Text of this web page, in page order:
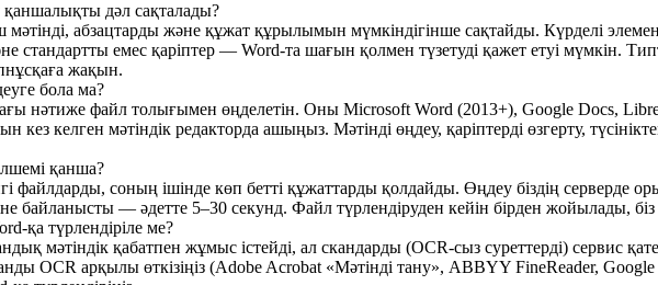
қаншалықты дәл сақталады?
мәтінді, абзацтарды және құжат құрылымын мүмкіндігінше сақтайды. Күрделі
стандартты емес қаріптер — Word-та шағын қолмен түзетуді қажет етуі мүмкін.
жақын.
бола ма?
нәтиже файл толығымен өңделетін. Оны Microsoft Word (2013+), Google Docs,
кез келген мәтіндік редакторда ашыңыз. Мәтінді өңдеу, қаріптерді өзгерту,
қанша?
файлдарды, соның ішінде көп бетті құжаттарды қолдайды. Өңдеу біздің серверде
байланысты — әдетте 5–30 секунд. Файл түрлендіруден кейін бірден жойылады,
қа түрлендіріле ме?
мәтіндік қабатпен жұмыс істейді, ал скандарды (OCR-сыз суреттерді) сервис
OCR арқылы өткізіңіз (Adobe Acrobat «Мәтінді тану», ABBYY FineReader, Google